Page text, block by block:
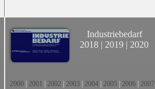
Industriebedarf
2018 | 2019 | 2020
2000 2001 2002 2003 2004 2005 2006 2007